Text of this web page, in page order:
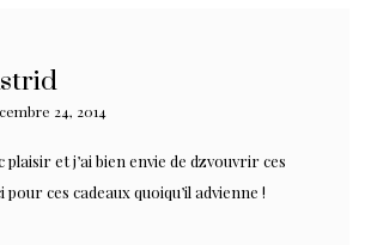
24, 2014
plaisir et j’ai bien envie de dzvouvrir ces
ces cadeaux quoiqu’il advienne !